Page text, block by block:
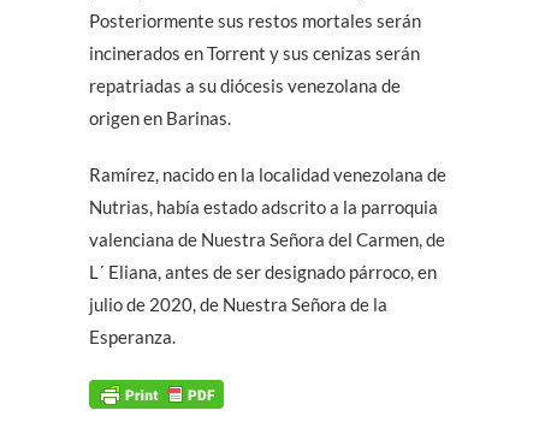
Posteriormente sus restos mortales serán
incinerados en Torrent y sus cenizas serán
repatriadas a su diócesis venezolana de
origen en Barinas.
Ramírez, nacido en la localidad venezolana de
Nutrias, había estado adscrito a la parroquia
valenciana de Nuestra Señora del Carmen, de
L´ Eliana, antes de ser designado párroco, en
julio de 2020, de Nuestra Señora de la
Esperanza.